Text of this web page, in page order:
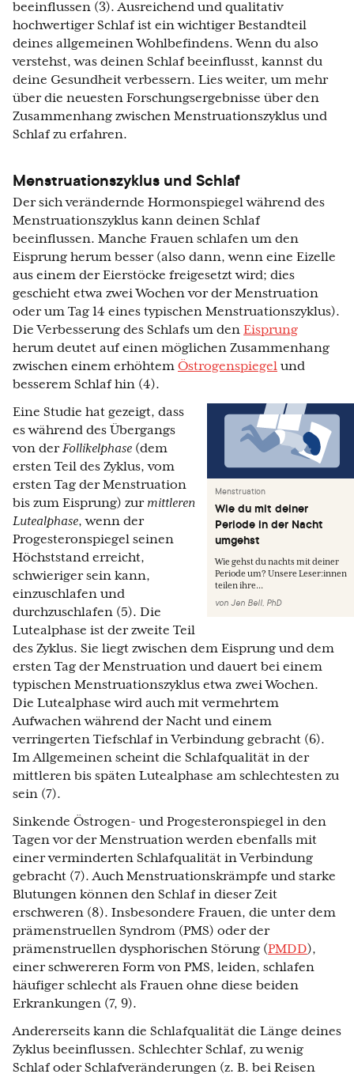
beeinflussen (3). Ausreichend und qualitativ
hochwertiger Schlaf ist ein wichtiger Bestandteil
deines allgemeinen Wohlbefindens. Wenn du also
verstehst, was deinen Schlaf beeinflusst, kannst du
deine Gesundheit verbessern. Lies weiter, um mehr
über die neuesten Forschungsergebnisse über den
Zusammenhang zwischen Menstruationszyklus und
Schlaf zu erfahren.
Menstruationszyklus und Schlaf
Der sich verändernde Hormonspiegel während des
Menstruationszyklus kann deinen Schlaf
beeinflussen. Manche Frauen schlafen um den
Eisprung herum besser (also dann, wenn eine Eizelle
aus einem der Eierstöcke freigesetzt wird; dies
geschieht etwa zwei Wochen vor der Menstruation
oder um Tag 14 eines typischen Menstruationszyklus).
Die Verbesserung des Schlafs um den Eisprung
herum deutet auf einen möglichen Zusammenhang
zwischen einem erhöhtem Östrogenspiegel und
besserem Schlaf hin (4).
Menstruation
Wie du mit deiner
Periode in der Nacht
umgehst
Wie gehst du nachts mit deiner
Periode um? Unsere Leser:innen
teilen ihre...
von Jen Bell, PhD
Eine Studie hat gezeigt, dass
es während des Übergangs
von derFollikelphase (dem
ersten Teil des Zyklus, vom
ersten Tag der Menstruation
bis zum Eisprung) zur mittleren
Lutealphase, wenn der
Progesteronspiegel seinen
Höchststand erreicht,
schwieriger sein kann,
einzuschlafen und
durchzuschlafen (5). Die
Lutealphase ist der zweite Teil
des Zyklus. Sie liegt zwischen dem Eisprung und dem
ersten Tag der Menstruation und dauert bei einem
typischen Menstruationszyklus etwa zwei Wochen.
Die Lutealphase wird auch mit vermehrtem
Aufwachen während der Nacht und einem
verringerten Tiefschlaf in Verbindung gebracht (6).
Im Allgemeinen scheint die Schlafqualität in der
mittleren bis späten Lutealphase am schlechtesten zu
sein (7).
Sinkende Östrogen- und Progesteronspiegel in den
Tagen vor der Menstruation werden ebenfalls mit
einer verminderten Schlafqualität in Verbindung
gebracht (7). Auch Menstruationskrämpfe und starke
Blutungen können den Schlaf in dieser Zeit
erschweren (8). Insbesondere Frauen, die unter dem
prämenstruellen Syndrom (PMS) oder der
prämenstruellen dysphorischen Störung (PMDD),
einer schwereren Form von PMS, leiden, schlafen
häufiger schlecht als Frauen ohne diese beiden
Erkrankungen (7, 9).
Andererseits kann die Schlafqualität die Länge deines
Zyklus beeinflussen. Schlechter Schlaf, zu wenig
Schlaf oder Schlafveränderungen (z. B. bei Reisen